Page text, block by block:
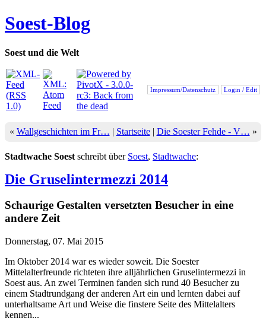
Soest-Blog
Soest und die Welt
Impressum/Datenschutz Login / Edit
« Wallgeschichten im Fr… | Startseite| Die Soester Fehde - V… »
Stadtwache Soest schreibt über Soest, Stadtwache:
Die Gruselintermezzi 2014
Schaurige Gestalten versetzten Besucher in eine
andere Zeit
Donnerstag, 07. Mai 2015
Im Oktober 2014 war es wieder soweit. Die Soester
Mittelalterfreunde richteten ihre alljährlichen Gruselintermezzi in
Soest aus. An zwei Terminen fanden sich rund 40 Besucher zu
einem Stadtrundgang der anderen Art ein und lernten dabei auf
unterhaltsame Art und Weise die finstere Seite des Mittelalters
kennen...